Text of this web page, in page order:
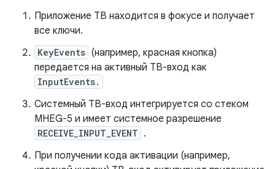
Приложение ТВ находится в фокусе и получает
все ключи.
KeyEvents (например, красная кнопка)
передается на активный ТВ-вход как
InputEvents.
Системный ТВ-вход интегрируется со стеком
MHEG-5 и имеет системное разрешение
RECEIVE_INPUT_EVENT .
При получении кода активации (например,